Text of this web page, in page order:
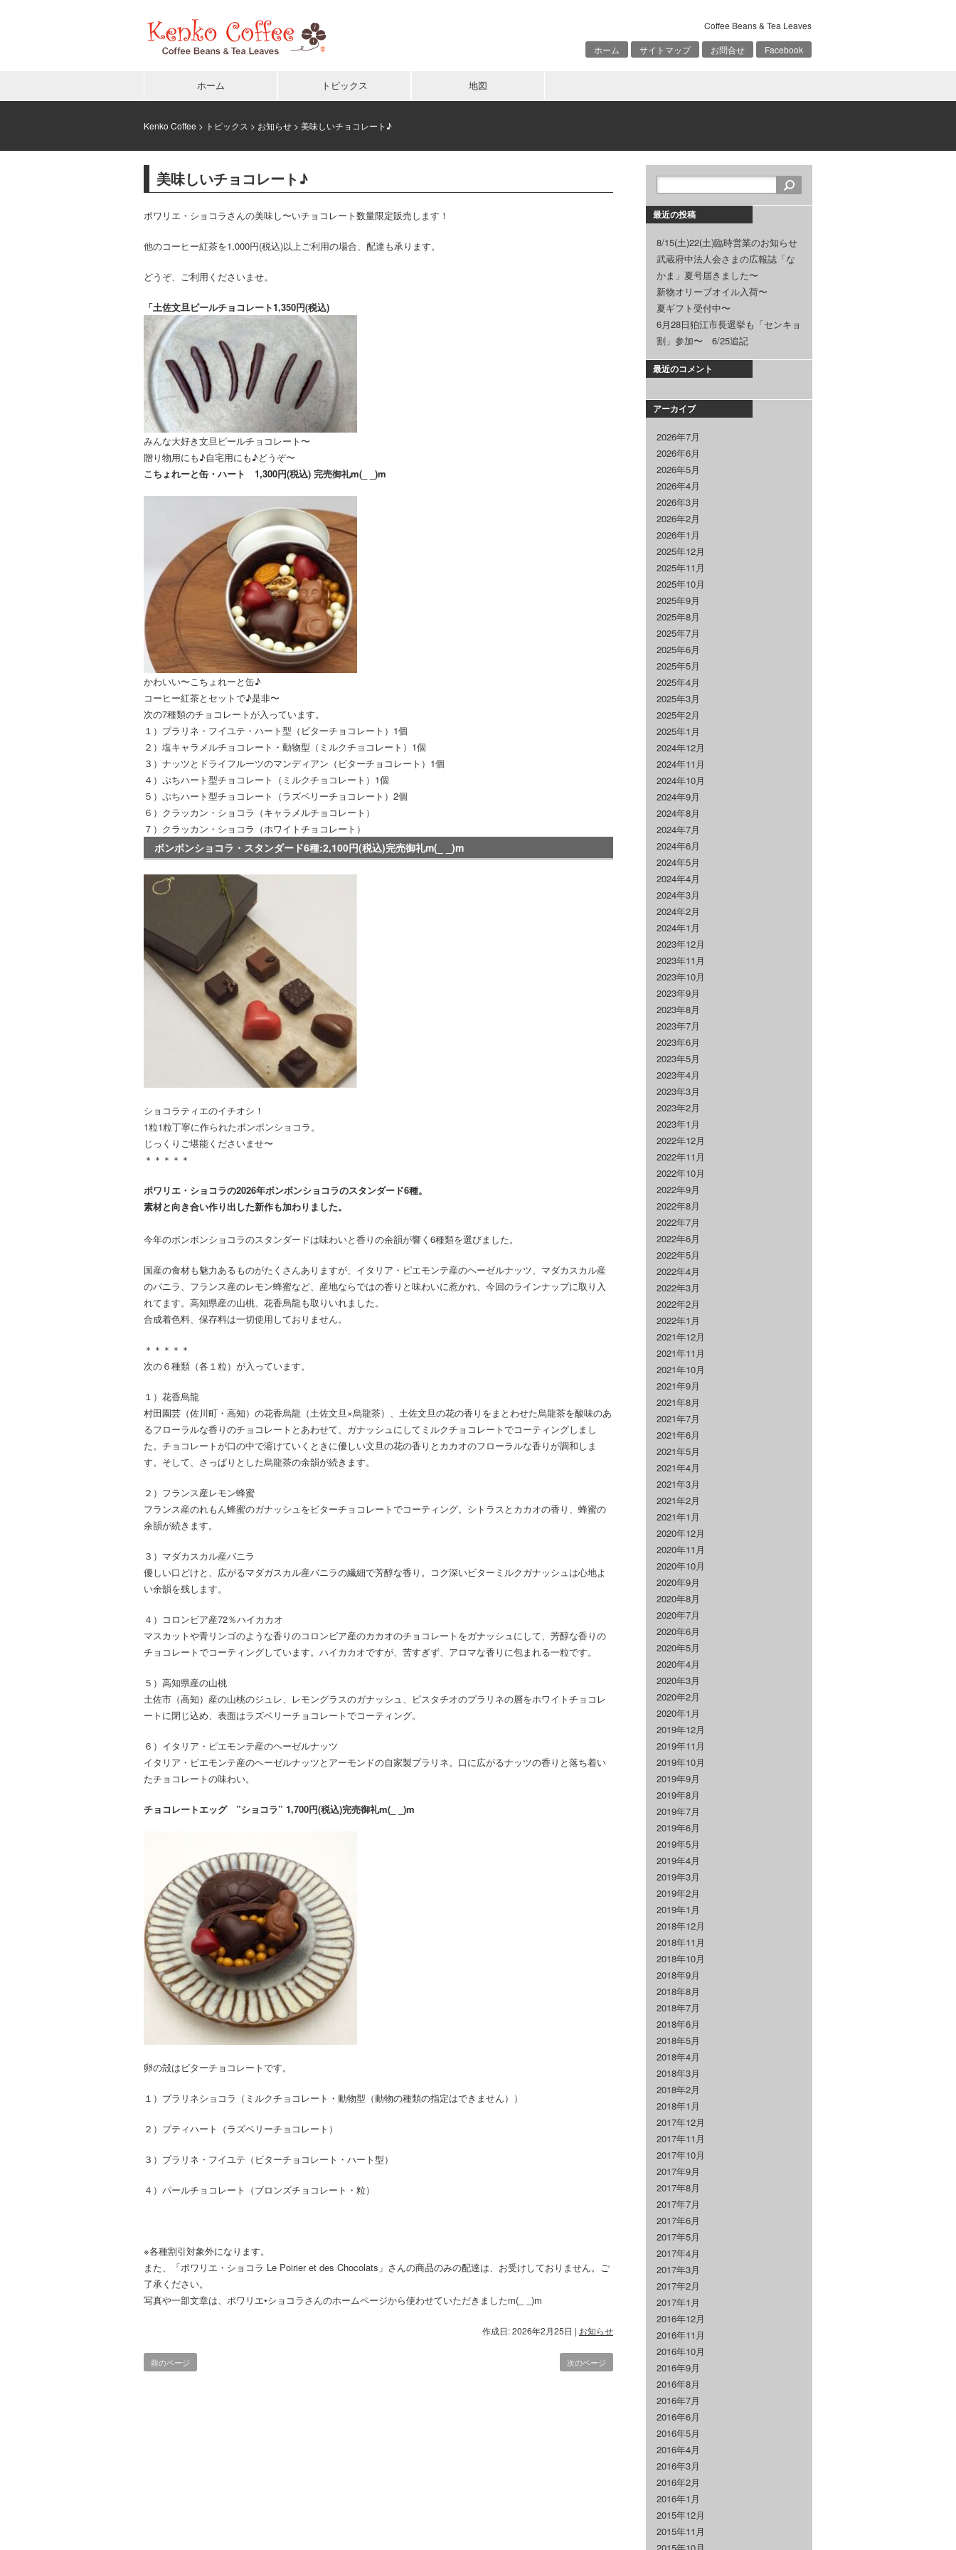
Coffee Beans & Tea Leaves
ホーム
サイトマップ お問合せ Facebook
ホーム トピックス 地図
Kenko Coffee > トピックス > お知らせ > 美味しいチョコレート♪
美味しいチョコレート♪
ポワリエ・ショコラさんの美味し〜いチョコレート数量限定販売します！
他のコーヒー紅茶を1,000円(税込)以上ご利用の場合、配達も承ります。
どうぞ、ご利用くださいませ。
「土佐文旦ピールチョコレート1,350円(税込)
みんな大好き文旦ピールチョコレート〜
贈り物用にも♪自宅用にも♪どうぞ〜
こちょれーと缶・ハート 1,300円(税込) 完売御礼m(_ _)m
かわいい〜こちょれーと缶♪
コーヒー紅茶とセットで♪是非〜
次の7種類のチョコレートが入っています。
１）プラリネ・フイユテ・ハート型（ビターチョコレート）1個
２）塩キャラメルチョコレート・動物型（ミルクチョコレート）1個
３）ナッツとドライフルーツのマンディアン（ビターチョコレート）1個
４）ぷちハート型チョコレート（ミルクチョコレート）1個
５）ぷちハート型チョコレート（ラズベリーチョコレート）2個
６）クラッカン・ショコラ（キャラメルチョコレート）
７）クラッカン・ショコラ（ホワイトチョコレート）
ボンボンショコラ・スタンダード6種:2,100円(税込)完売御礼m(_ _)m
ショコラティエのイチオシ！
1粒1粒丁寧に作られたボンボンショコラ。
じっくりご堪能くださいませ〜
＊＊＊＊＊
ポワリエ・ショコラの2026年ボンボンショコラのスタンダード6種。
素材と向き合い作り出した新作も加わりました。
今年のボンボンショコラのスタンダードは味わいと香りの余韻が響く6種類を選びました。
国産の食材も魅力あるものがたくさんありますが、イタリア・ピエモンテ産のヘーゼルナッツ、マダカスカル産
のバニラ、フランス産のレモン蜂蜜など、産地ならではの香りと味わいに惹かれ、今回のラインナップに取り入
れてます。高知県産の山桃、花香烏龍も取りいれました。
合成着色料、保存料は一切使用しておりません。
＊＊＊＊＊
次の６種類（各１粒）が入っています。
１）花香烏龍
村田園芸（佐川町・高知）の花香烏龍（土佐文旦×烏龍茶）、土佐文旦の花の香りをまとわせた烏龍茶を酸味のあ
るフローラルな香りのチョコレートとあわせて、ガナッシュにしてミルクチョコレートでコーティングしまし
た。チョコレートが口の中で溶けていくときに優しい文旦の花の香りとカカオのフローラルな香りが調和しま
す。そして、さっぱりとした烏龍茶の余韻が続きます。
２）フランス産レモン蜂蜜
フランス産のれもん蜂蜜のガナッシュをビターチョコレートでコーティング。シトラスとカカオの香り、蜂蜜の
余韻が続きます。
３）マダカスカル産バニラ
優しい口どけと、広がるマダガスカル産バニラの繊細で芳醇な香り。コク深いビターミルクガナッシュは心地よ
い余韻を残します。
４）コロンビア産72％ハイカカオ
マスカットや青リンゴのような香りのコロンビア産のカカオのチョコレートをガナッシュにして、芳醇な香りの
チョコレートでコーティングしています。ハイカカオですが、苦すぎず、アロマな香りに包まれる一粒です。
５）高知県産の山桃
土佐市（高知）産の山桃のジュレ、レモングラスのガナッシュ、ピスタチオのプラリネの層をホワイトチョコレ
ートに閉じ込め、表面はラズベリーチョコレートでコーティング。
６）イタリア・ピエモンテ産のヘーゼルナッツ
イタリア・ピエモンテ産のヘーゼルナッツとアーモンドの自家製プラリネ。口に広がるナッツの香りと落ち着い
たチョコレートの味わい。
チョコレートエッグ ”ショコラ” 1,700円(税込)完売御礼m(_ _)m
卵の殻はビターチョコレートです。
１）プラリネショコラ（ミルクチョコレート・動物型（動物の種類の指定はできません））
２）プティハート（ラズベリーチョコレート）
３）プラリネ・フイユテ（ビターチョコレート・ハート型）
４）パールチョコレート（ブロンズチョコレート・粒）
※各種割引対象外になります。
また、「ポワリエ・ショコラ Le Poirier et des Chocolats」さんの商品のみの配達は、お受けしておりません。ご
了承ください。
写真や一部文章は、ポワリエ•ショコラさんのホームページから使わせていただきましたm(_ _)m
作成日: 2026年2月25日 | お知らせ
前のページ 次のページ
最近の投稿
8/15(土)22(土)臨時営業のお知らせ
武蔵府中法人会さまの広報誌「な
かま」夏号届きました〜
新物オリーブオイル入荷〜
夏ギフト受付中〜
6月28日狛江市長選挙も「センキョ
割」参加〜 6/25追記
最近のコメント
アーカイブ
2026年7月
2026年6月
2026年5月
2026年4月
2026年3月
2026年2月
2026年1月
2025年12月
2025年11月
2025年10月
2025年9月
2025年8月
2025年7月
2025年6月
2025年5月
2025年4月
2025年3月
2025年2月
2025年1月
2024年12月
2024年11月
2024年10月
2024年9月
2024年8月
2024年7月
2024年6月
2024年5月
2024年4月
2024年3月
2024年2月
2024年1月
2023年12月
2023年11月
2023年10月
2023年9月
2023年8月
2023年7月
2023年6月
2023年5月
2023年4月
2023年3月
2023年2月
2023年1月
2022年12月
2022年11月
2022年10月
2022年9月
2022年8月
2022年7月
2022年6月
2022年5月
2022年4月
2022年3月
2022年2月
2022年1月
2021年12月
2021年11月
2021年10月
2021年9月
2021年8月
2021年7月
2021年6月
2021年5月
2021年4月
2021年3月
2021年2月
2021年1月
2020年12月
2020年11月
2020年10月
2020年9月
2020年8月
2020年7月
2020年6月
2020年5月
2020年4月
2020年3月
2020年2月
2020年1月
2019年12月
2019年11月
2019年10月
2019年9月
2019年8月
2019年7月
2019年6月
2019年5月
2019年4月
2019年3月
2019年2月
2019年1月
2018年12月
2018年11月
2018年10月
2018年9月
2018年8月
2018年7月
2018年6月
2018年5月
2018年4月
2018年3月
2018年2月
2018年1月
2017年12月
2017年11月
2017年10月
2017年9月
2017年8月
2017年7月
2017年6月
2017年5月
2017年4月
2017年3月
2017年2月
2017年1月
2016年12月
2016年11月
2016年10月
2016年9月
2016年8月
2016年7月
2016年6月
2016年5月
2016年4月
2016年3月
2016年2月
2016年1月
2015年12月
2015年11月